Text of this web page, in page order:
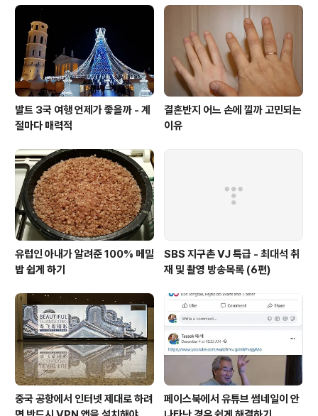
발트 3국 여행 언제가 좋을까 - 계
절마다 매력적
결혼반지 어느 손에 낄까 고민되는
이유
유럽인 아내가 알려준 100% 메밀
밥 쉽게 하기
SBS 지구촌 VJ 특급 - 최대석 취
재 및 촬영 방송목록 (6편)
중국 공항에서 인터넷 제대로 하려
페이스북에서 유튜브 썸네일이 안